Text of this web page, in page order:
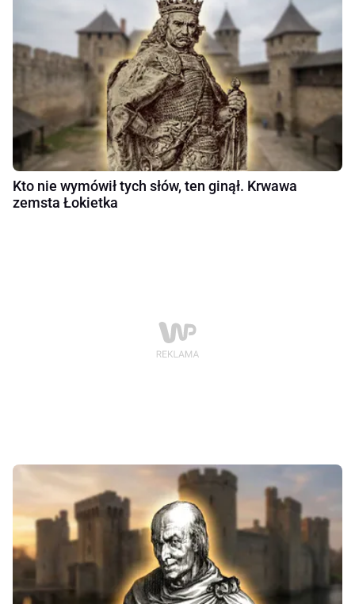
Kto nie wymówił tych słów, ten ginął. Krwawa
zemsta Łokietka